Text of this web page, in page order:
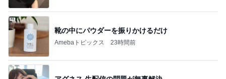
靴の中にパウダーを振りかけるだけ
Amebaトピックス 23時間前